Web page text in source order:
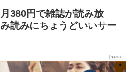
380円で雑誌が読み放
読みにちょうどいいサー